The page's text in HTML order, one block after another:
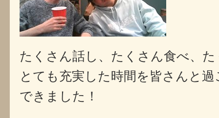
たくさん話し、たくさん食べ、
とても充実した時間を皆さんと
できました！